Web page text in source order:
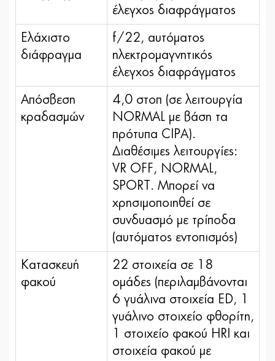
έλεγχος διαφράγματος
Ελάχιστο
διάφραγμα
f/22, αυτόματος
ηλεκτρομαγνητικός
έλεγχος διαφράγματος
Απόσβεση
κραδασμών
4,0 στοπ (σε λειτουργία
NORMAL με βάση τα
πρότυπα CIPA).
Διαθέσιμες λειτουργίες:
VR OFF, NORMAL,
SPORT. Μπορεί να
χρησιμοποιηθεί σε
συνδυασμό με τρίποδα
(αυτόματος εντοπισμός)
Κατασκευή
φακού
22 στοιχεία σε 18
ομάδες (περιλαμβάνονται
6 γυάλινα στοιχεία ED, 1
γυάλινο στοιχείο φθορίτη,
1 στοιχείο φακού HRI και
στοιχεία φακού με